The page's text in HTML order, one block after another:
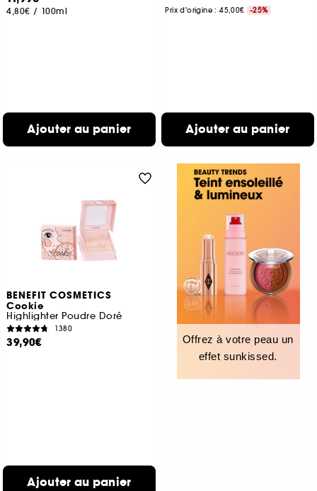
4,80€ / 100ml
Ajouter au panier
Prix d'origine : 45,00€ -25%
Ajouter au panier
BENEFIT COSMETICS
Cookie
Highlighter Poudre Doré
1380
39,90€
Ajouter au panier
Offrez à votre peau un
effet sunkissed.